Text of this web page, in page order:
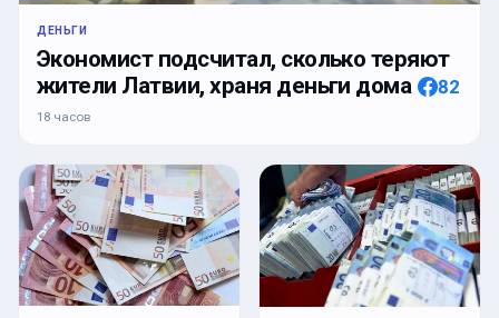
ДЕНЬГИ
Экономист подсчитал, сколько теряют
жители Латвии, храня деньги дома
82
18 часов